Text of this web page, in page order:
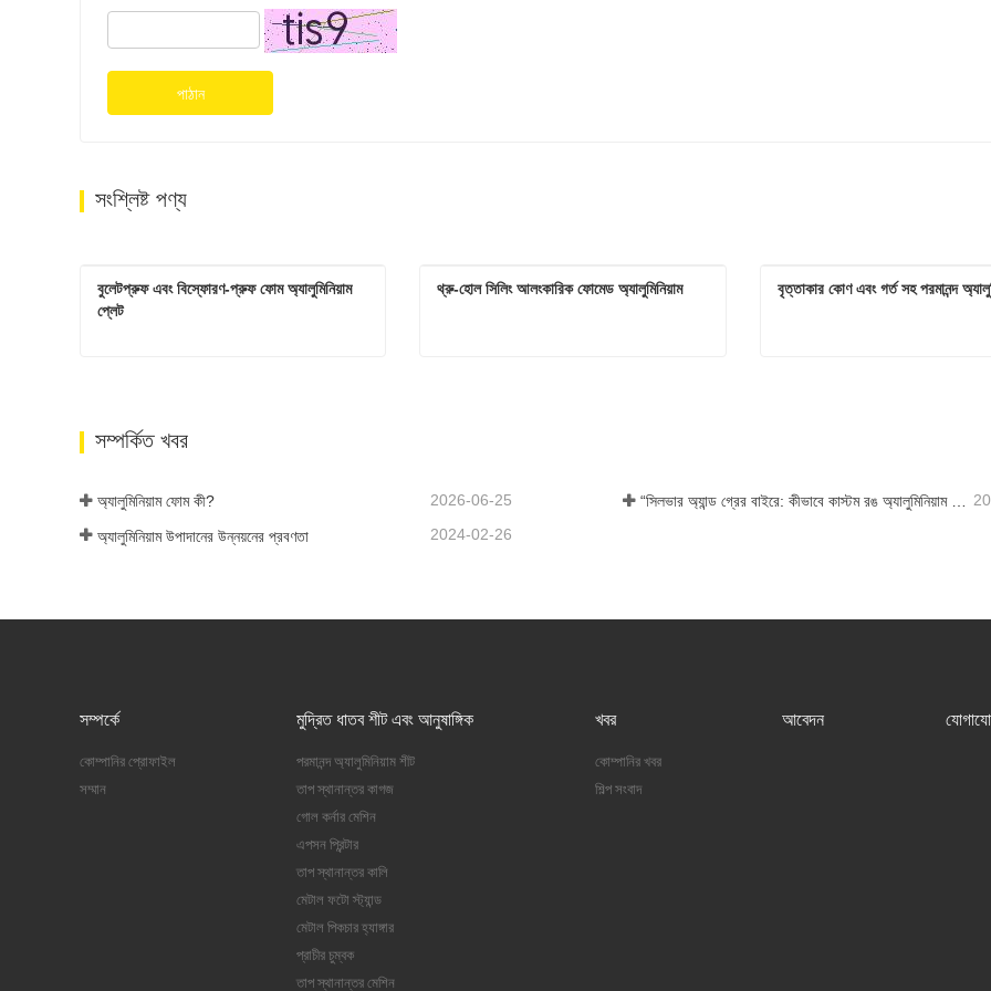
পাঠান
সংশ্লিষ্ট পণ্য
বুলেটপ্রুফ এবং বিস্ফোরণ-প্রুফ ফোম অ্যালুমিনিয়াম
প্লেট
থ্রু-হোল সিলিং আলংকারিক ফোমেড অ্যালুমিনিয়াম বৃত্তাকার কোণ এবং গর্ত সহ পরমানন্দ
সম্পর্কিত খবর
অ্যালুমিনিয়াম ফোম কী? 2026-06-25 “সিলভার অ্যান্ড গ্রের বাইরে: কীভাবে কাস্টম রঙ অ্যালুমিনিয়াম ফোমের জন্য অসীম সম্ভাবনা উন্মোচন করে?”
অ্যালুমিনিয়াম উপাদানের উন্নয়নের প্রবণতা 2024-02-26
সম্পর্কে
কোম্পানির প্রোফাইল
সম্মান
মুদ্রিত ধাতব শীট এবং আনুষাঙ্গিক
পরমানন্দ অ্যালুমিনিয়াম শীট
তাপ স্থানান্তর কাগজ
গোল কর্নার মেশিন
এপসন প্রিন্টার
তাপ স্থানান্তর কালি
মেটাল ফটো স্ট্যান্ড
মেটাল পিকচার হ্যাঙ্গার
প্রাচীর চুম্বক
তাপ স্থানান্তর মেশিন
খবর
কোম্পানির খবর
শিল্প সংবাদ
আবেদন